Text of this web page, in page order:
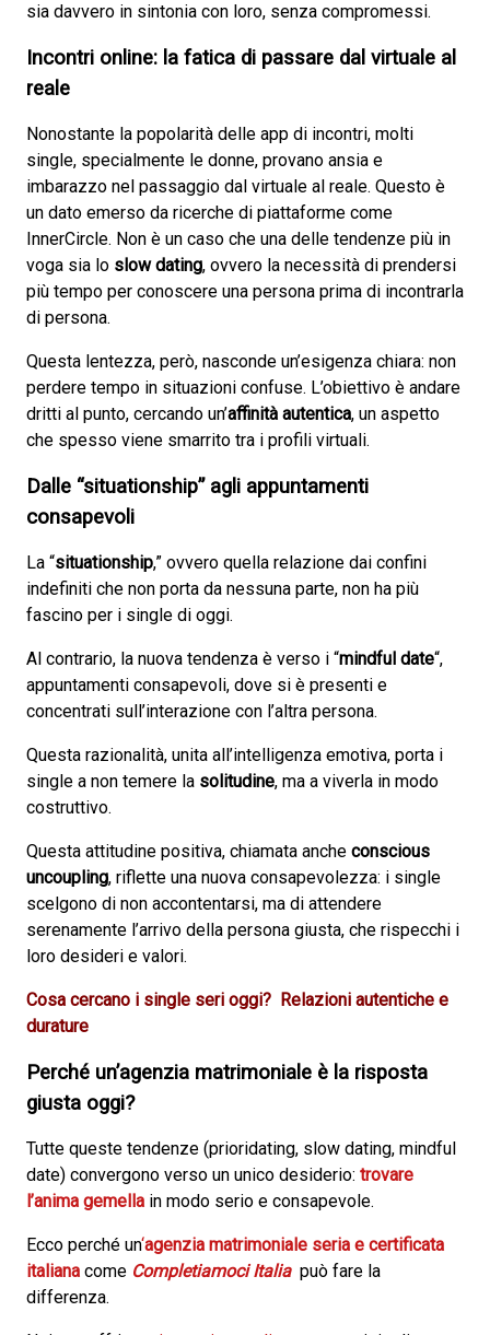
sia davvero in sintonia con loro, senza compromessi.
Incontri online: la fatica di passare dal virtuale al
reale
Nonostante la popolarità delle app di incontri, molti
single, specialmente le donne, provano ansia e
imbarazzo nel passaggio dal virtuale al reale. Questo è
un dato emerso da ricerche di piattaforme come
InnerCircle. Non è un caso che una delle tendenze più in
voga sia lo slow dating, ovvero la necessità di prendersi
più tempo per conoscere una persona prima di incontrarla
di persona.
Questa lentezza, però, nasconde un’esigenza chiara: non
perdere tempo in situazioni confuse. L’obiettivo è andare
dritti al punto, cercando un’affinità autentica, un aspetto
che spesso viene smarrito tra i profili virtuali.
Dalle “situationship” agli appuntamenti
consapevoli
La “situationship,” ovvero quella relazione dai confini
indefiniti che non porta da nessuna parte, non ha più
fascino per i single di oggi.
Al contrario, la nuova tendenza è verso i “mindful date“,
appuntamenti consapevoli, dove si è presenti e
concentrati sull’interazione con l’altra persona.
Questa razionalità, unita all’intelligenza emotiva, porta i
single a non temere la solitudine, ma a viverla in modo
costruttivo.
Questa attitudine positiva, chiamata anche conscious
uncoupling, riflette una nuova consapevolezza: i single
scelgono di non accontentarsi, ma di attendere
serenamente l’arrivo della persona giusta, che rispecchi i
loro desideri e valori.
Cosa cercano i single seri oggi? Relazioni autentiche e
durature
Perché un’agenzia matrimoniale è la risposta
giusta oggi?
Tutte queste tendenze (prioridating, slow dating, mindful
date) convergono verso un unico desiderio: trovare
l’anima gemella in modo serio e consapevole.
Ecco perché un‘agenzia matrimoniale seria e certificata
italiana come Completiamoci Italiapuò fare la
differenza.